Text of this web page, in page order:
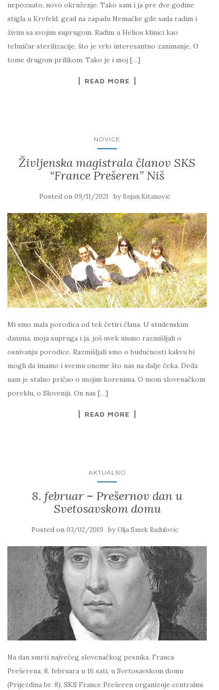
nepoznato, novo okruženje. Tako sam i ja pre dve godine
stigla u Krefeld, grad na zapadu Nemačke gde sada radim i
živim sa svojim suprugom. Radim u Helios klinici kao
tehničar sterilizacije, što je vrlo interesantno zanimanje. O
tome drugom prilikom. Tako je i moj […]
READ MORE
NOVICE
Življenska magistrala članov SKS
“France Prešeren” Niš
Posted on 09/11/2021 by Bojan Kitanović
Mi smo mala porodica od tek četiri člana. U studenskim
danima, moja supruga i ja, još uvek nismo razmišljali o
osnivanju porodice. Razmišljali smo o budućnosti kakvu bi
mogli da imamo i svemu onome što nas na dalje čeka. Deda
nam je stalno pričao o mojim korenima. O mom slovenačkom
poreklu, o Sloveniji. On nas […]
READ MORE
AKTUALNO
8. februar – Prešernov dan u
Svetosavskom domu
Posted on 03/02/2019 byOlja Sasek Radulovic
Na dan smrti najvećeg slovenačkog pesnika, Franca
Prešerena, 8. februara u 16 sati, u Svetosavskom domu
(Prijezdina br. 8), SKS France Prešeren organizuje centralnu